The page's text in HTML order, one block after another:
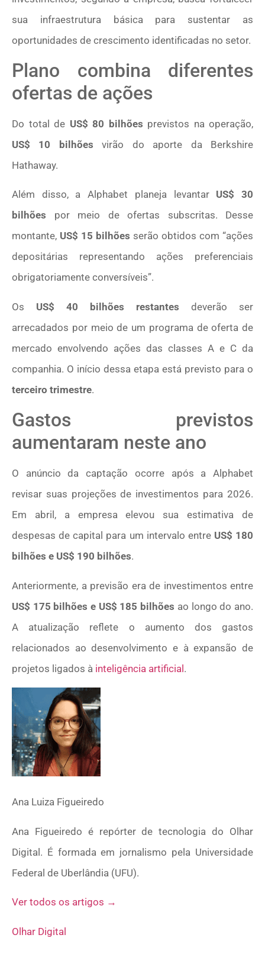
sua infraestrutura básica para sustentar as
oportunidades de crescimento identificadas no setor.
Plano combina diferentes
ofertas de ações
Do total de US$ 80 bilhões previstos na operação,
US$ 10 bilhões virão do aporte da Berkshire
Hathaway.
Além disso, a Alphabet planeja levantar US$ 30
bilhões por meio de ofertas subscritas. Desse
montante, US$ 15 bilhões serão obtidos com “ações
depositárias representando ações preferenciais
obrigatoriamente conversíveis”.
Os US$ 40 bilhões restantes deverão ser
arrecadados por meio de um programa de oferta de
mercado envolvendo ações das classes A e C da
companhia. O início dessa etapa está previsto para o
terceiro trimestre.
Gastos previstos
aumentaram neste ano
O anúncio da captação ocorre após a Alphabet
revisar suas projeções de investimentos para 2026.
Em abril, a empresa elevou sua estimativa de
despesas de capital para um intervalo entre US$ 180
bilhões e US$ 190 bilhões.
Anteriormente, a previsão era de investimentos entre
US$ 175 bilhões e US$ 185 bilhões ao longo do ano.
A atualização reflete o aumento dos gastos
relacionados ao desenvolvimento e à expansão de
projetos ligados à inteligência artificial.
Ana Luiza Figueiredo
Ana Figueiredo é repórter de tecnologia do Olhar
Digital. É formada em jornalismo pela Universidade
Federal de Uberlândia (UFU).
Ver todos os artigos →
Olhar Digital